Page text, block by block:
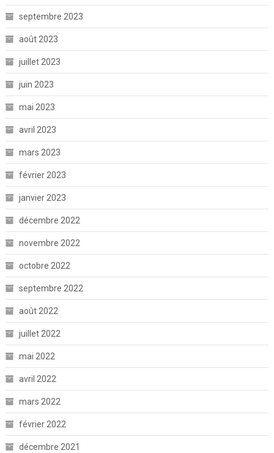
septembre 2023
août 2023
juillet 2023
juin 2023
mai 2023
avril 2023
mars 2023
février 2023
janvier 2023
décembre 2022
novembre 2022
octobre 2022
septembre 2022
août 2022
juillet 2022
mai 2022
avril 2022
mars 2022
février 2022
décembre 2021